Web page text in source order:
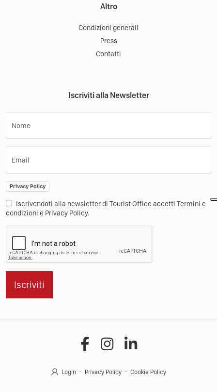
Altro
Condizioni generali
Press
Contatti
Iscriviti alla Newsletter
Nome
Email
Privacy Policy
Iscrivendoti alla newsletter di Tourist Office accetti Termini e
condizioni e Privacy Policy.
Iscriviti
Login Privacy Policy Cookie Policy